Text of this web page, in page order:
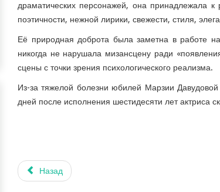
Подробнее...
драматических персонажей, она принадлежала
поэтичности, нежной лирики, свежести, стиля,
Её природная доброта была заметна в работе
никогда не нарушала мизансцену ради
сцены с точки зрения психологического реализма.
Из-за тяжелой болезни юбилей Марзии
дней после исполнения шестидесяти лет актриса
Назад